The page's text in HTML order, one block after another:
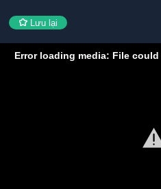
Lưu lại
Error loading media: File